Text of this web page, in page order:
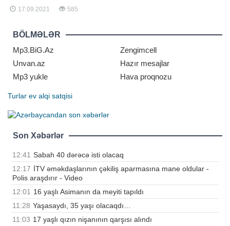
terapiya şöbəsinə köçürülüb.
Braziliyalı futbol əfsanəsinin qırtlaq
Ağırlaşmanın müvəqqəti olduğu,
xüsusi müalicə və qulluq sayəsind
17.09.2021 585
BÖLMƏLƏR
Mp3.BiG.Az
Zengimcell
Unvan.az
Hazır mesajlar
Mp3 yukle
Hava proqnozu
Turlar ev alqi satqisi
Son Xəbərlər
12:41 Sabah 40 dərəcə isti olacaq
12:17 İTV əməkdaşlarının çəkiliş aparmasına mane oldular -
Polis araşdırır - Video
12:01 16 yaşlı Asimanın da meyiti tapıldı
11:28 Yaşasaydı, 35 yaşı olacaqdı…
11:03 17 yaşlı qızın nişanının qarşısı alındı